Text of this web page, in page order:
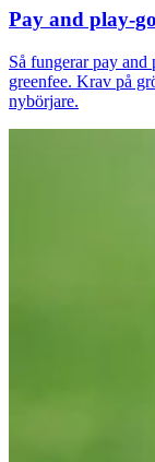
Pay and play-
Så fungerar pay
greenfee. Krav på
nybörjare.